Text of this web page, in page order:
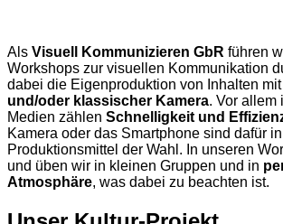
Als Visuell Kommunizieren GbR führen
Workshops zur visuellen Kommunikation
dabei die Eigenproduktion von Inhalten mit
und/oder klassischer Kamera. Vor allem
Medien zählen Schnelligkeit und
Kamera oder das Smartphone sind dafür
Produktionsmittel der Wahl. In unseren
und üben wir in kleinen Gruppen und in
Atmosphäre, was dabei zu beachten ist.